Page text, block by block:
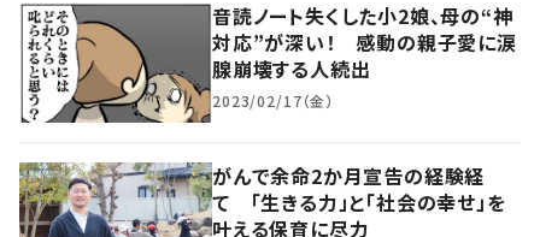
音読ノート失くした小2娘、母の“神
対応”が深い！ 感動の親子愛に涙
腺崩壊する人続出
2023/02/17（金）
がんで余命2か月宣告の経験経
て 「生きる力」と「社会の幸せ」を
叶える保育に尽力